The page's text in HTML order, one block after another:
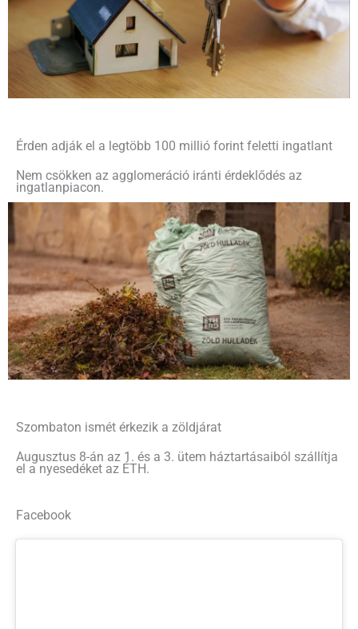
Érden adják el a legtöbb 100 millió forint feletti ingatlant
Nem csökken az agglomeráció iránti érdeklődés az
ingatlanpiacon.
Szombaton ismét érkezik a zöldjárat
Augusztus 8-án az 1. és a 3. ütem háztartásaiból szállítja
el a nyesedéket az ÉTH.
Facebook